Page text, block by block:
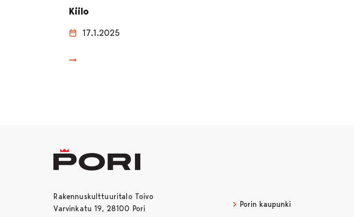
Kiilo
17.1.2025
Rakennuskulttuuritalo Toivo
Varvinkatu 19, 28100 Pori
Porin kaupunki